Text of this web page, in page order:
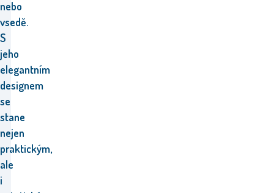
nebo
vsedě.
S
jeho
elegantním
designem
se
stane
nejen
praktickým,
ale
i